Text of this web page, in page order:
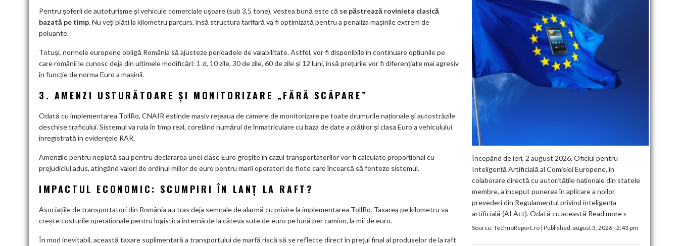
Pentru șoferii de autoturisme și vehicule comerciale ușoare (sub 3,5 tone), vestea bună este că se păstrează rovinieta clasică
bazată pe timp. Nu veți plăti la kilometru parcurs, însă structura tarifară va fi optimizată pentru a penaliza mașinile extrem de
poluante.
Totuși, normele europene obligă România să ajusteze perioadele de valabilitate. Astfel, vor fi disponibile în continuare opțiunile pe
care românii le cunosc deja din ultimele modificări: 1 zi, 10 zile, 30 de zile, 60 de zile și 12 luni, însă prețurile vor fi diferențiate mai agresiv
în funcție de norma Euro a mașinii.
3. AMENZI USTURĂTOARE ȘI MONITORIZARE „FĂRĂ SCĂPARE”
Odată cu implementarea TollRo, CNAIR extinde masiv rețeaua de camere de monitorizare pe toate drumurile naționale și autostrăzile
deschise traficului. Sistemul va rula în timp real, corelând numărul de înmatriculare cu baza de date a plăților și clasa Euro a vehiculului
înregistrată în evidențele RAR.
Amenzile pentru neplată sau pentru declararea unei clase Euro greșite în cazul transportatorilor vor fi calculate proporțional cu
prejudiciul adus, atingând valori de ordinul miilor de euro pentru marii operatori de flote care încearcă să fenteze sistemul.
IMPACTUL ECONOMIC: SCUMPIRI ÎN LANȚ LA RAFT?
Asociațiile de transportatori din România au tras deja semnale de alarmă cu privire la implementarea TollRo. Taxarea pe kilometru va
crește costurile operaționale pentru logistica internă de la câteva sute de euro pe lună per camion, la mii de euro.
În mod inevitabil, această taxare suplimentară a transportului de marfă riscă să se reflecte direct în prețul final al produselor de la raft
Începând de ieri, 2 august 2026, Oficiul pentru
Inteligență Artificială al Comisiei Europene, în
colaborare directă cu autoritățile naționale din statele
membre, a început punerea în aplicare a noilor
prevederi din Regulamentul privind inteligența
artificială (AI Act). Odată cu această Read more »
Source:TechnoReport.ro| Published:august 3, 2026 - 2:43 pm